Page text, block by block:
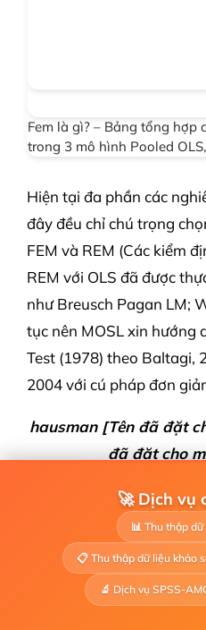
Fem là gì? – Bảng tổng hợp
trong 3 mô hình Pooled
Hiện tại đa phần các
đây đều chỉ chú trọng
FEM và REM (Các kiểm
REM với OLS đã được
như Breusch Pagan LM;
tục nên MOSL xin hướng
Test (1978) theo Baltagi,
2004 với cú pháp đơn
hausman [Tên đã đặt
đã đặt cho
Để đặt tên cho mô
ví dụ MH FEM thì dùng
(Ở đây MOSL đặt FEM
dễ hiểu nha)
🚀 Dịch vụ
📊 Thu thập
📋 Thu thập dữ liệu khảo
🔬 Dịch vụ SPSS-